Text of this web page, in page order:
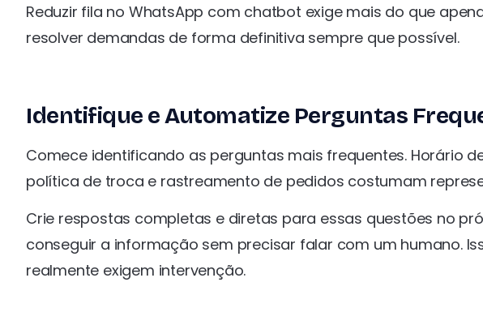
Reduzir fila no WhatsApp com chatbot exige mais do que
resolver demandas de forma definitiva sempre que possível.
Identifique e Automatize Perguntas
Comece identificando as perguntas mais frequentes. Horário
política de troca e rastreamento de pedidos costumam
Crie respostas completas e diretas para essas questões no
conseguir a informação sem precisar falar com um humano.
realmente exigem intervenção.